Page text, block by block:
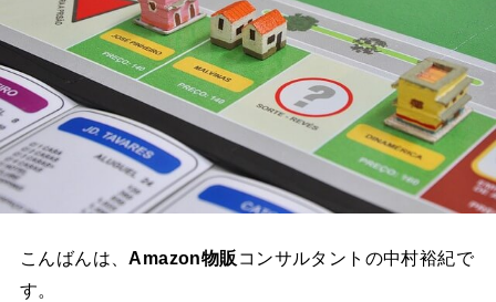
こんばんは、Amazon物販 コンサルタントの中村裕紀で
す。